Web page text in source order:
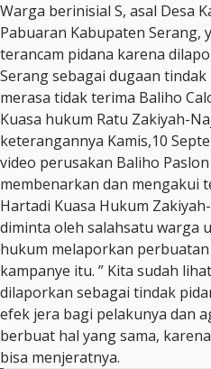
Warga berinisial S, asal Desa
Pabuaran Kabupaten Serang,
terancam pidana karena
Serang sebagai dugaan
merasa tidak terima Baliho
Kuasa hukum Ratu Zakiyah-
keterangannya Kamis,10
video perusakan Baliho
membenarkan dan mengakui
Hartadi Kuasa Hukum
diminta oleh salahsatu warga
hukum melaporkan
kampanye itu. ” Kita sudah
dilaporkan sebagai tindak
efek jera bagi pelakunya dan
berbuat hal yang sama,
bisa menjeratnya.